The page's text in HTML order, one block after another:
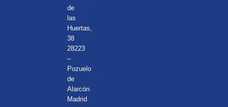
de
las
Huertas,
38
28223
–
Pozuelo
de
Alarcón
Madrid